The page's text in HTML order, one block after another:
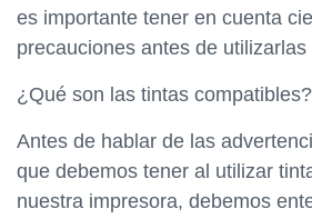
es importante tener en cuenta
precauciones antes de
¿Qué son las tintas compatibles?
Antes de hablar de las
que debemos tener al utilizar
nuestra impresora, debemos